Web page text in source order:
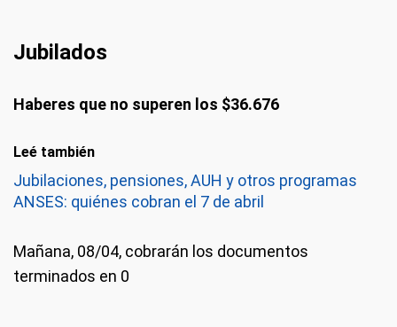
Jubilados
Haberes que no superen los $36.676
Leé también
Jubilaciones, pensiones, AUH y otros programas
ANSES: quiénes cobran el 7 de abril
Mañana, 08/04, cobrarán los documentos
terminados en 0